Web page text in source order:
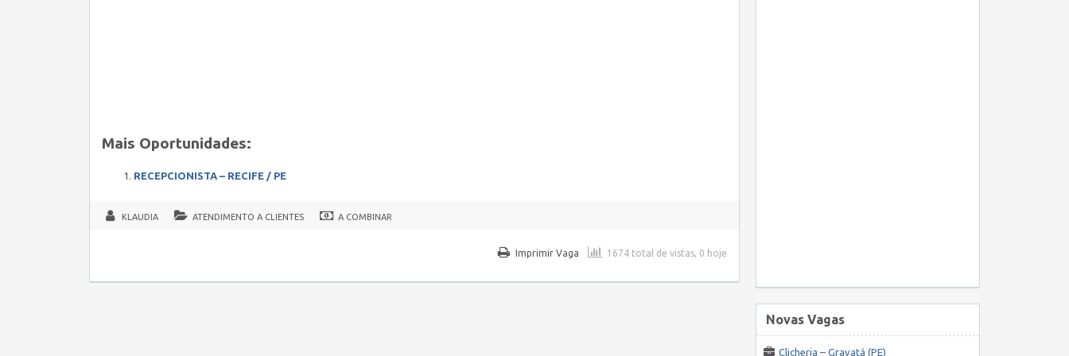
Mais Oportunidades:
RECEPCIONISTA – RECIFE / PE
KLAUDIA ATENDIMENTO A CLIENTES A COMBINAR
1674 total de vistas, 0 hoje
Imprimir Vaga
Novas Vagas
Clicheria – Gravatá (PE)